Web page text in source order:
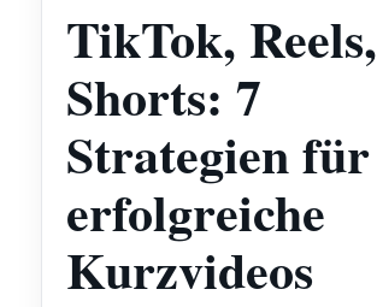
TikTok, Reels,
Shorts: 7
Strategien für
erfolgreiche
Kurzvideos